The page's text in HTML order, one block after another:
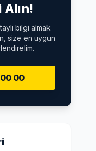
Alın!
bilgi almak
size en uygun
00